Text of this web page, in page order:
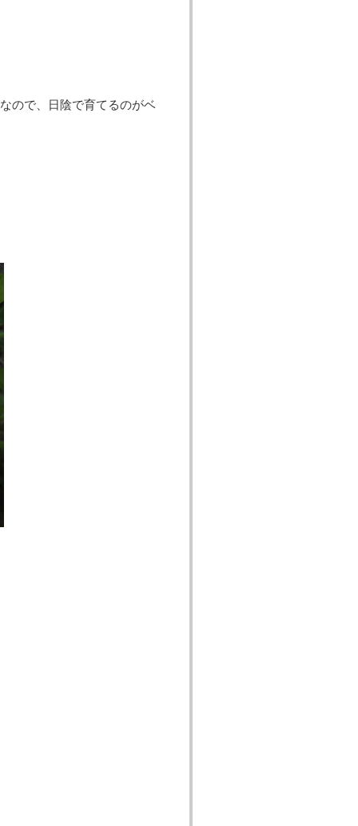
ので、日陰で育てるのがベ